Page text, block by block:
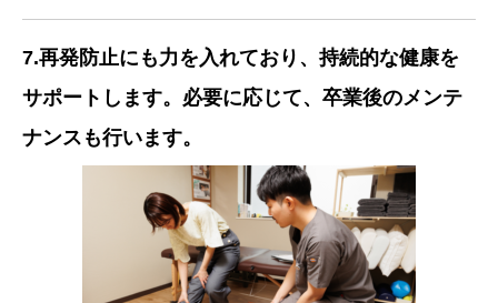
7.再発防止にも力を入れており、持続的な健康を
サポートします。必要に応じて、卒業後のメンテ
ナンスも行います。